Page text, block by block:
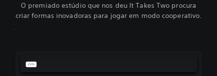
O premiado estúdio que nos deu It Takes Two procura
criar formas inovadoras para jogar em modo cooperativo.